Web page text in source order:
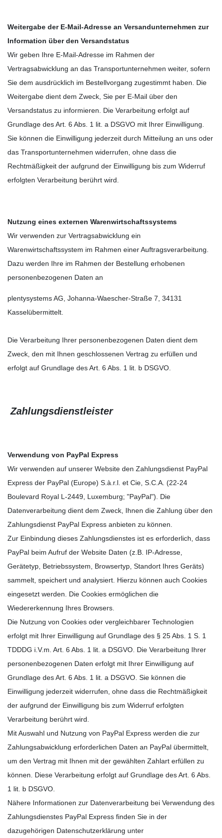
Weitergabe der E-Mail-Adresse an Versandunternehmen zur
Information über den Versandstatus
Wir geben Ihre E-Mail-Adresse im Rahmen der
Vertragsabwicklung an das Transportunternehmen weiter, sofern
Sie dem ausdrücklich im Bestellvorgang zugestimmt haben. Die
Weitergabe dient dem Zweck, Sie per E-Mail über den
Versandstatus zu informieren. Die Verarbeitung erfolgt auf
Grundlage des Art. 6 Abs. 1 lit. a DSGVO mit Ihrer Einwilligung.
Sie können die Einwilligung jederzeit durch Mitteilung an uns oder
das Transportunternehmen widerrufen, ohne dass die
Rechtmäßigkeit der aufgrund der Einwilligung bis zum Widerruf
erfolgten Verarbeitung berührt wird.
Nutzung eines externen Warenwirtschaftssystems
Wir verwenden zur Vertragsabwicklung ein
Warenwirtschaftssystem im Rahmen einer Auftragsverarbeitung.
Dazu werden Ihre im Rahmen der Bestellung erhobenen
personenbezogenen Daten an
plentysystems AG, Johanna-Waescher-Straße 7, 34131
Kasselübermittelt.
Die Verarbeitung Ihrer personenbezogenen Daten dient dem
Zweck, den mit Ihnen geschlossenen Vertrag zu erfüllen und
erfolgt auf Grundlage des Art. 6 Abs. 1 lit. b DSGVO.
Zahlungsdienstleister
Verwendung von PayPal Express
Wir verwenden auf unserer Website den Zahlungsdienst PayPal
Express der PayPal (Europe) S.à.r.l. et Cie, S.C.A. (22-24
Boulevard Royal L-2449, Luxemburg; "PayPal"). Die
Datenverarbeitung dient dem Zweck, Ihnen die Zahlung über den
Zahlungsdienst PayPal Express anbieten zu können.
Zur Einbindung dieses Zahlungsdienstes ist es erforderlich, dass
PayPal beim Aufruf der Website Daten (z.B. IP-Adresse,
Gerätetyp, Betriebssystem, Browsertyp, Standort Ihres Geräts)
sammelt, speichert und analysiert. Hierzu können auch Cookies
eingesetzt werden. Die Cookies ermöglichen die
Wiedererkennung Ihres Browsers.
Die Nutzung von Cookies oder vergleichbarer Technologien
erfolgt mit Ihrer Einwilligung auf Grundlage des § 25 Abs. 1 S. 1
TDDDG i.V.m. Art. 6 Abs. 1 lit. a DSGVO. Die Verarbeitung Ihrer
personenbezogenen Daten erfolgt mit Ihrer Einwilligung auf
Grundlage des Art. 6 Abs. 1 lit. a DSGVO. Sie können die
Einwilligung jederzeit widerrufen, ohne dass die Rechtmäßigkeit
der aufgrund der Einwilligung bis zum Widerruf erfolgten
Verarbeitung berührt wird.
Mit Auswahl und Nutzung von PayPal Express werden die zur
Zahlungsabwicklung erforderlichen Daten an PayPal übermittelt,
um den Vertrag mit Ihnen mit der gewählten Zahlart erfüllen zu
können. Diese Verarbeitung erfolgt auf Grundlage des Art. 6 Abs.
1 lit. b DSGVO.
Nähere Informationen zur Datenverarbeitung bei Verwendung des
Zahlungsdienstes PayPal Express finden Sie in der
dazugehörigen Datenschutzerklärung unter